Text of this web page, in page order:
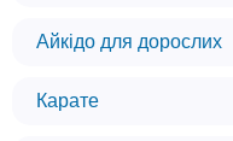
Айкідо для дорослих
Карате